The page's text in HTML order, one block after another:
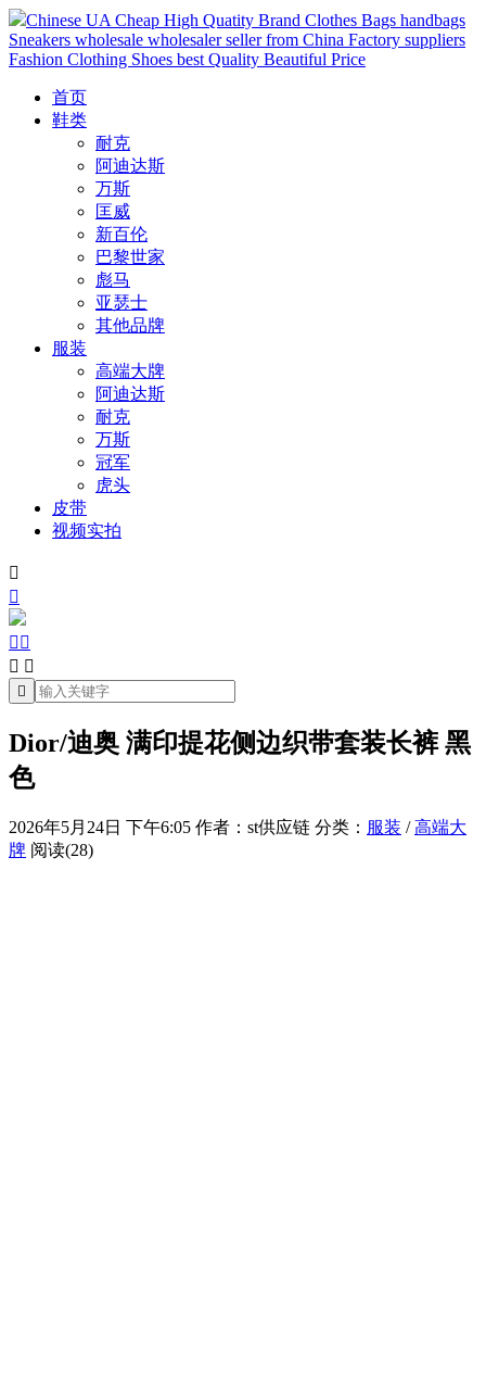
Chinese UA Cheap High Quatity Brand Clothes Bags handbags
Sneakers wholesale wholesaler seller from China Factory suppliers
Fashion Clothing Shoes best Quality Beautiful Price
首页
鞋类
耐克
阿迪达斯
万斯
匡威
新百伦
巴黎世家
彪马
亚瑟士
其他品牌
服装
高端大牌
阿迪达斯
耐克
万斯
冠军
虎头
皮带
视频实拍


 
 

Dior/迪奥 满印提花侧边织带套装长裤 黑
色
2026年5月24日 下午6:05 作者：st供应链 分类： 服装 /高端大
牌 阅读(28)